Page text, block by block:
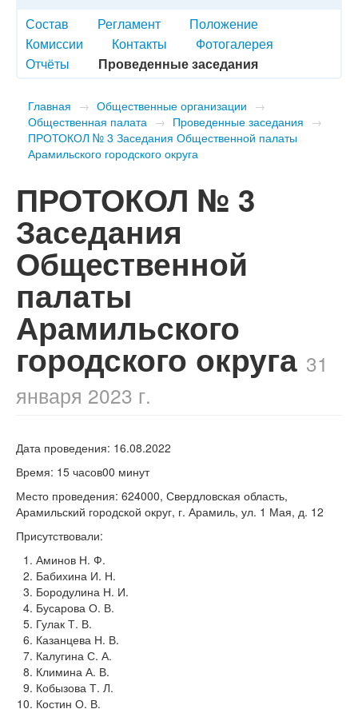
Состав
Регламент
Положение
Комиссии
Контакты
Фотогалерея
Отчёты
Проведенные заседания
Главная → Общественные организации →
Общественная палата → Проведенные заседания →
ПРОТОКОЛ № 3 Заседания Общественной палаты
Арамильского городского округа
ПРОТОКОЛ № 3
Заседания
Общественной
палаты
Арамильского
городского округа 31
января 2023 г.
Дата проведения: 16.08.2022
Время: 15 часов00 минут
Место проведения: 624000, Свердловская область,
Арамильский городской округ, г. Арамиль, ул. 1 Мая, д. 12
Присутствовали:
Аминов Н. Ф.
Бабихина И. Н.
Бородулина Н. И.
Бусарова О. В.
Гулак Т. В.
Казанцева Н. В.
Калугина С. А.
Климина А. В.
Кобызова Т. Л.
Костин О. В.